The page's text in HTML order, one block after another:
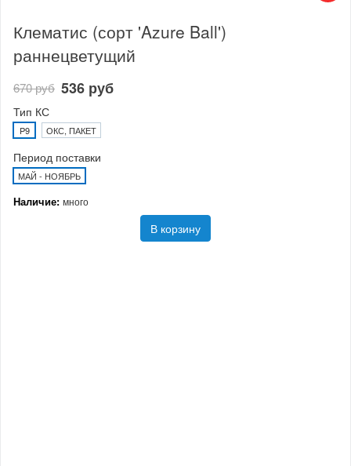
Клематис (сорт 'Azure Ball')
раннецветущий
670 руб 536 руб
Тип КС
P9 ОКС, ПАКЕТ
Период поставки
МАЙ - НОЯБРЬ
Наличие: много
В корзину